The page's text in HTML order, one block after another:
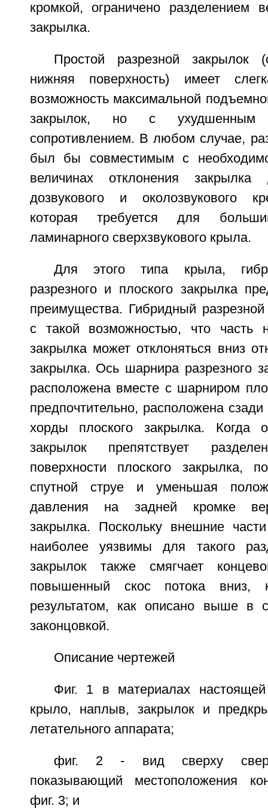
кромкой, ограничено разделением
закрылка.
Простой разрезной закрылок
нижняя поверхность) имеет
возможность максимальной
закрылок, но с ухудшенным
сопротивлением. В любом случае,
был бы совместимым с
величинах отклонения закрылка
дозвукового и околозвукового
которая требуется для
ламинарного сверхзвукового крыла.
Для этого типа крыла,
разрезного и плоского закрылка
преимущества. Гибридный
с такой возможностью, что часть
закрылка может отклоняться вниз
закрылка. Ось шарнира разрезного
расположена вместе с шарниром
предпочтительно, расположена
хорды плоского закрылка. Когда
закрылок препятствует
поверхности плоского закрылка,
спутной струе и уменьшая
давления на задней кромке
закрылка. Поскольку внешние
наиболее уязвимы для такого
закрылок также смягчает
повышенный скос потока
результатом, как описано выше в
законцовкой.
Описание чертежей
Фиг. 1 в материалах настоящей
крыло, наплыв, закрылок и
летательного аппарата;
фиг. 2 - вид сверху
показывающий местоположения
фиг. 3; и